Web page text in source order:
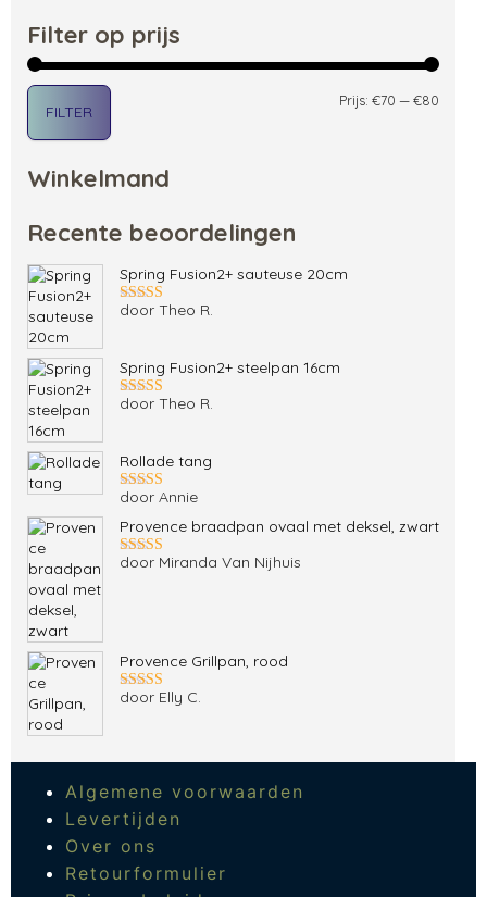
Filter op prijs
FILTER
Prijs: €70 — €80
Winkelmand
Recente beoordelingen
Spring Fusion2+ sauteuse 20cm
Gewaardeerd
door Theo R.
Spring Fusion2+ steelpan 16cm
Gewaardeerd
door Theo R.
Rollade tang
Gewaardeerd
door Annie
Provence braadpan ovaal met deksel, zwart
Gewaardeerd
door Miranda Van Nijhuis
Provence Grillpan, rood
Gewaardeerd
door Elly C.
Algemene voorwaarden
Levertijden
Over ons
Retourformulier